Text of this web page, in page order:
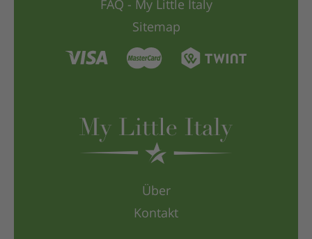
FAQ - My Little Italy
Sitemap
Über
Kontakt